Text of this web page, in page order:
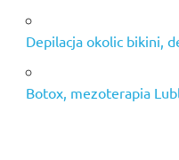
Depilacja okolic bikini,
Botox, mezoterapia